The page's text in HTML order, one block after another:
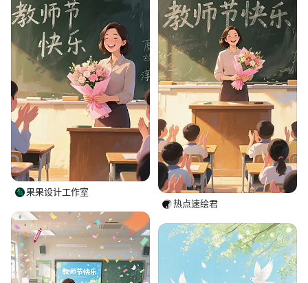
果果设计工作室
热点速绘君